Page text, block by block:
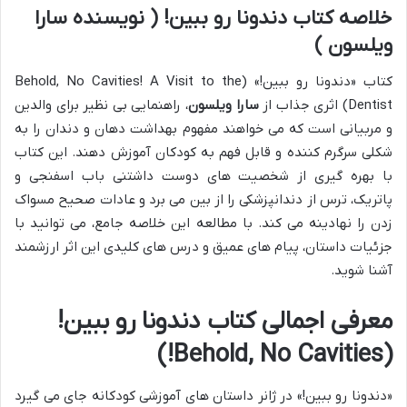
خلاصه کتاب دندونا رو ببین! ( نویسنده سارا
ویلسون )
کتاب «دندونا رو ببین!» (Behold, No Cavities! A Visit to the
Dentist) اثری جذاب از
سارا ویلسون، راهنمایی بی نظیر برای والدین
و مربیانی است که می خواهند مفهوم بهداشت دهان و دندان را به
شکلی سرگرم کننده و قابل فهم به کودکان آموزش دهند. این کتاب
با بهره گیری از شخصیت های دوست داشتنی باب اسفنجی و
پاتریک، ترس از دندانپزشکی را از بین می برد و عادات صحیح مسواک
زدن را نهادینه می کند. با مطالعه این خلاصه جامع، می توانید با
جزئیات داستان، پیام های عمیق و درس های کلیدی این اثر ارزشمند
آشنا شوید.
معرفی اجمالی کتاب دندونا رو ببین!
(Behold, No Cavities!)
«دندونا رو ببین!» در ژانر داستان های آموزشی کودکانه جای می گیرد